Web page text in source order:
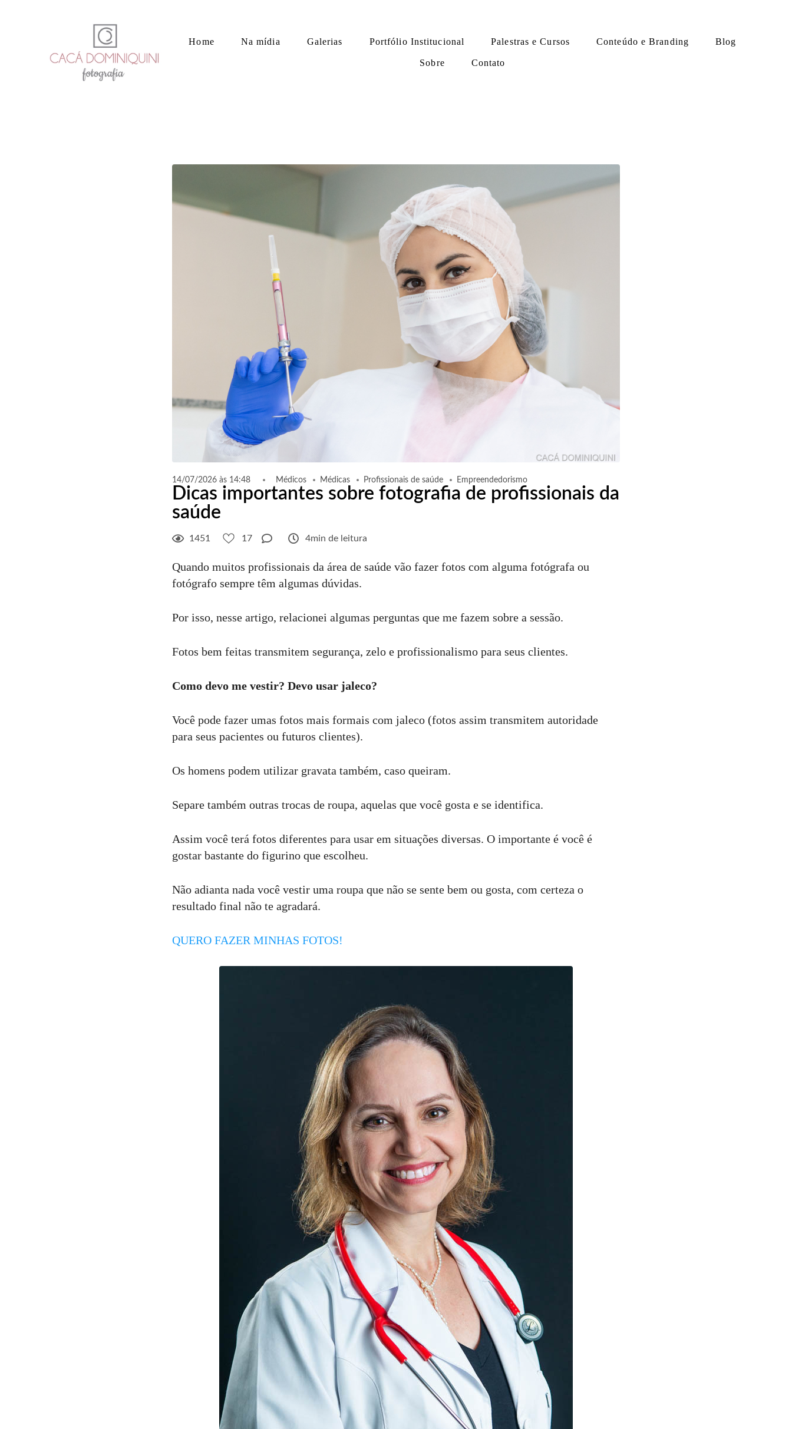
Home Na mídia Galerias Portfólio Institucional Palestras e Cursos Conteúdo e Branding Blog
Sobre Contato
14/07/2026 às 14:48 Médicos Médicas Profissionais de saúde Empreendedorismo
Dicas importantes sobre fotografia de profissionais da
saúde
1451 17 4min de leitura
Quando muitos profissionais da área de saúde vão fazer fotos com alguma fotógrafa ou
fotógrafo sempre têm algumas dúvidas.
Por isso, nesse artigo, relacionei algumas perguntas que me fazem sobre a sessão.
Fotos bem feitas transmitem segurança, zelo e profissionalismo para seus clientes.
Como devo me vestir? Devo usar jaleco?
Você pode fazer umas fotos mais formais com jaleco (fotos assim transmitem autoridade
para seus pacientes ou futuros clientes).
Os homens podem utilizar gravata também, caso queiram.
Separe também outras trocas de roupa, aquelas que você gosta e se identifica.
Assim você terá fotos diferentes para usar em situações diversas. O importante é você é
gostar bastante do figurino que escolheu.
Não adianta nada você vestir uma roupa que não se sente bem ou gosta, com certeza o
resultado final não te agradará.
QUERO FAZER MINHAS FOTOS!